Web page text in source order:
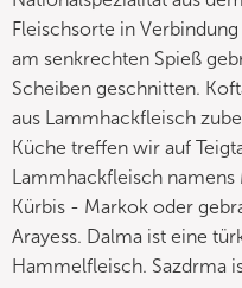
Fleischsorte in
am senkrechten Spieß
Scheiben geschnitten.
aus Lammhackfleisch
Küche treffen wir auf
Lammhackfleisch
Kürbis - Markok oder
Arayess. Dalma ist eine
Hammelfleisch. Sazdrma